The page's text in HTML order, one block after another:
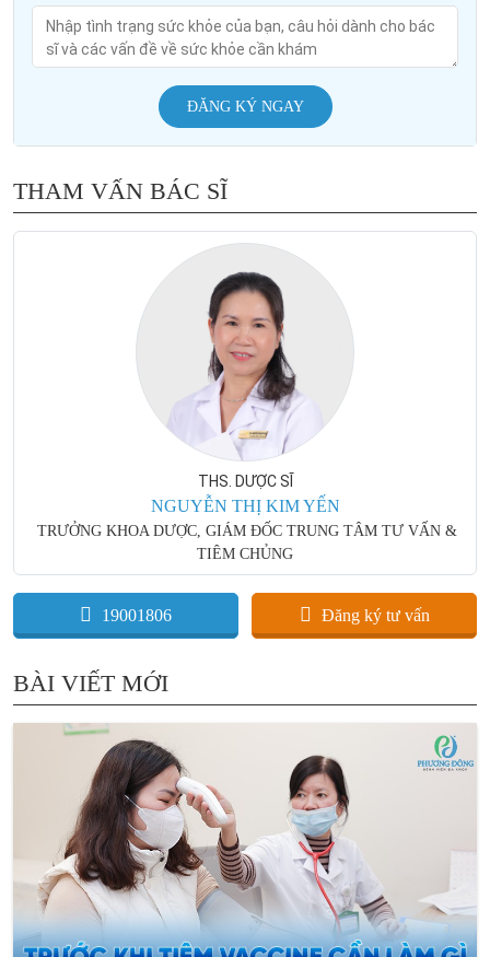
ĐĂNG KÝ NGAY
THAM VẤN BÁC SĨ
THS. DƯỢC SĨ
NGUYỄN THỊ KIM YẾN
TRƯỞNG KHOA DƯỢC, GIÁM ĐỐC TRUNG TÂM TƯ VẤN &
TIÊM CHỦNG
19001806 Đăng ký tư vấn
BÀI VIẾT MỚI